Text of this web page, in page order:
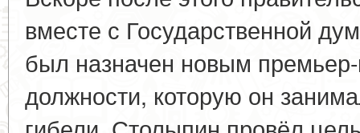
вместе с Государственной
был назначен новым
должности, которую он